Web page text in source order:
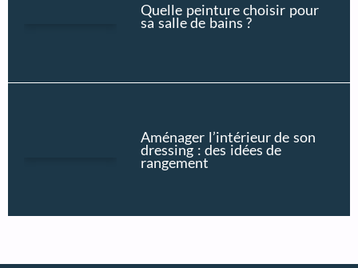
Quelle peinture choisir pour
sa salle de bains ?
Aménager l’intérieur de son
dressing : des idées de
rangement